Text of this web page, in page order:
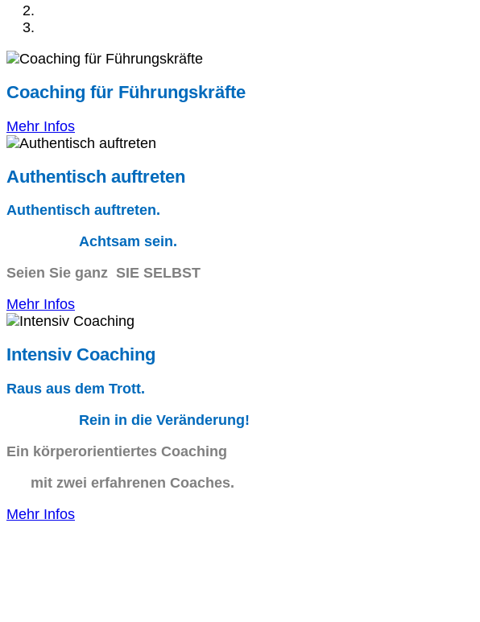
Coaching für Führungskräfte
Mehr Infos
Authentisch auftreten
Authentisch auftreten.
Achtsam sein.
Seien Sie ganz SIE SELBST
Mehr Infos
Intensiv Coaching
Raus aus dem Trott.
Rein in die Veränderung!
Ein körperorientiertes Coaching
mit zwei erfahrenen Coaches.
Mehr Infos